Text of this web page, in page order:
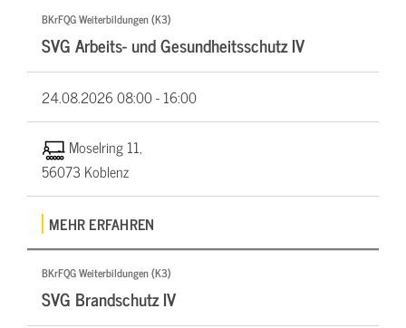
BKrFQG Weiterbildungen (K3)
SVG Arbeits- und Gesundheitsschutz IV
24.08.202608:00 - 16:00
Moselring 11,
56073 Koblenz
MEHR ERFAHREN
BKrFQG Weiterbildungen (K3)
SVG Brandschutz IV